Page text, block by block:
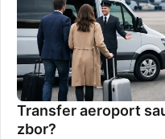
Transfer aeroport
zbor?